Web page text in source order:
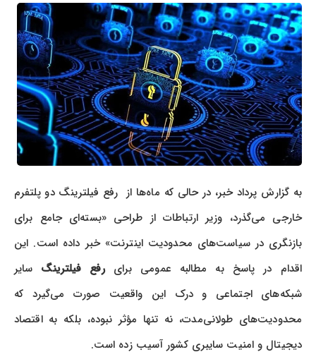
به گزارش پرداد خبر، در حالی که ماه‌ها از رفع فیلترینگ دو پلتفرم
خارجی می‌گذرد، وزیر ارتباطات از طراحی «بسته‌ای جامع برای
بازنگری در سیاست‌های محدودیت اینترنت» خبر داده است. این
اقدام در پاسخ به مطالبه عمومی برایرفع فیلترینگسایر
شبکه‌های اجتماعی و درک این واقعیت صورت می‌گیرد که
محدودیت‌های طولانی‌مدت، نه تنها مؤثر نبوده، بلکه به اقتصاد
دیجیتال و امنیت سایبری کشور آسیب زده است.